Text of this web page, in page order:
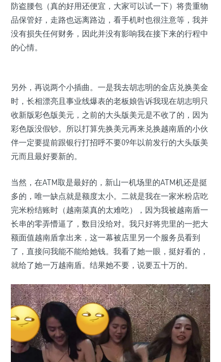
防盗腰包（真的好用还便宜，大家可以试一下）将贵重物
品保管好，走路也远离路边，看手机时也很注意等，我并
没有损失任何财务，因此并没有影响我在接下来的行程中
的心情。
另外，再说两个小插曲。一是我去胡志明的金店兑换美金
时，长相漂亮且事业线爆表的老板娘告诉我现在胡志明只
收新版彩色版美元，之前的大头版美元是不收了的，因为
彩色版没假钞。所以打算先换美元再来兑换越南盾的小伙
伴一定要提前跟银行打招呼不要09年以前发行的大头版美
元而且最好要新的。
当然，在ATM取是最好的，新山一机场里的ATM机还是挺
多的，唯一缺点就是额度太小。二就是我在一家米粉店吃
完米粉结账时（越南菜真的太难吃），因为我被越南盾一
长串的零弄懵逼了，数目没给对。我只好将兜里的一把大
额面值越南盾拿出来，这一幕被店里另一个服务员看到
了，直接问我能不能给她钱。我看了她一眼，挺好看的，
就给了她一万越南盾。结果她不要，说要五十万的。